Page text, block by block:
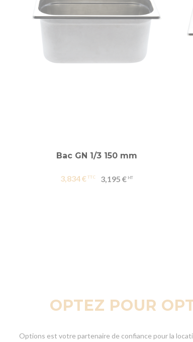
Bac GN 1/3 150 mm
3,834 € 3,195 €
OPTEZ POUR
Options est votre partenaire de confiance pour la